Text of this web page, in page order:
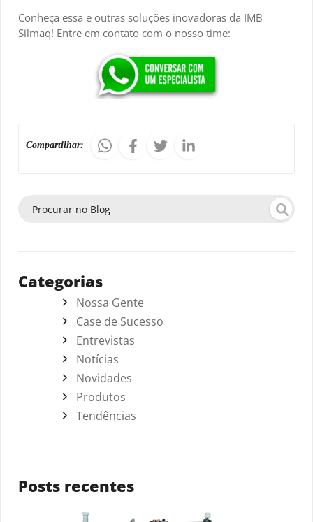
Conheça essa e outras soluções inovadoras da IMB
Silmaq! Entre em contato com o nosso time:
Compartilhar:
Categorias
Nossa Gente
Case de Sucesso
Entrevistas
Notícias
Novidades
Produtos
Tendências
Posts recentes